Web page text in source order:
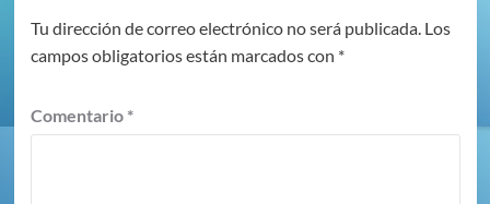
Tu dirección de correo electrónico no será publicada. Los
campos obligatorios están marcados con *
Comentario *